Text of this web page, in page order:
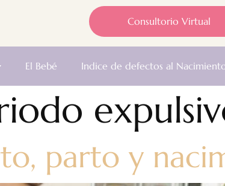
Consultorio Virtual
El Bebé Indice de defectos al
parto y